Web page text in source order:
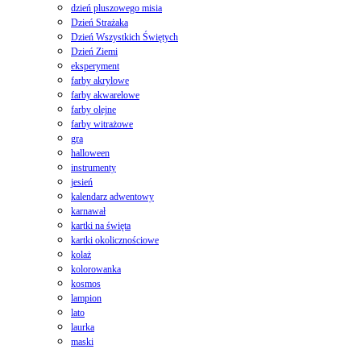
dzień pluszowego misia
Dzień Strażaka
Dzień Wszystkich Świętych
Dzień Ziemi
eksperyment
farby akrylowe
farby akwarelowe
farby olejne
farby witrażowe
gra
halloween
instrumenty
jesień
kalendarz adwentowy
karnawał
kartki na święta
kartki okolicznościowe
kolaż
kolorowanka
kosmos
lampion
lato
laurka
maski